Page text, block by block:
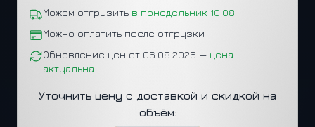
Можем отгрузить в понедельник 10.08
Можно оплатить после отгрузки
Обновление цен от 06.08.2026 — цена
актуальна
Уточнить цену с доставкой и скидкой на
объём: